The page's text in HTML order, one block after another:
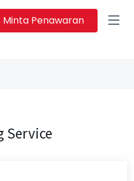
Minta Penawaran
Service